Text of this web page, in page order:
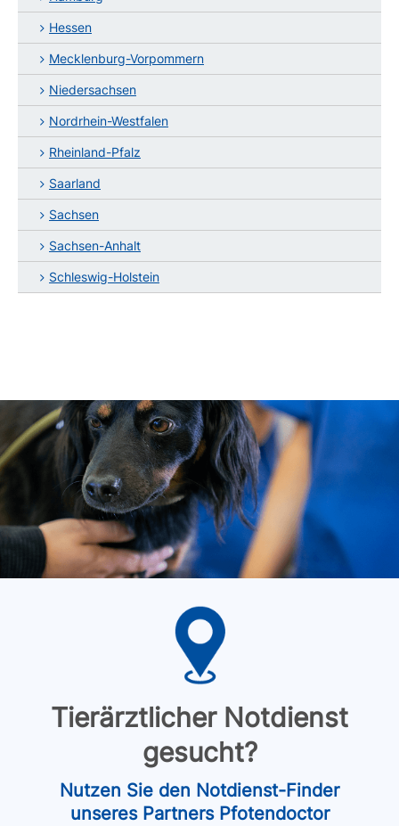
Hessen
Mecklenburg-Vorpommern
Niedersachsen
Nordrhein-Westfalen
Rheinland-Pfalz
Saarland
Sachsen
Sachsen-Anhalt
Schleswig-Holstein
Tierärztlicher Notdienst
gesucht?
Nutzen Sie den Notdienst-Finder
unseres Partners Pfotendoctor